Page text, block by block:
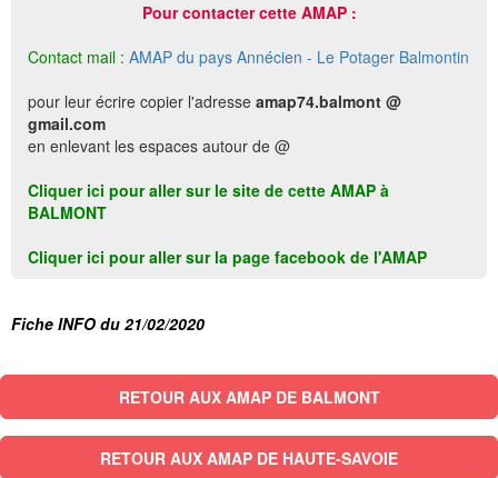
Pour contacter cette AMAP :
Contact mail : AMAP du pays Annécien - Le Potager Balmontin
pour leur écrire copier l'adresse amap74.balmont @
gmail.com
en enlevant les espaces autour de @
Cliquer ici pour aller sur le site de cette AMAP à
BALMONT
Cliquer ici pour aller sur la page facebook de l'AMAP
Fiche INFO du 21/02/2020
RETOUR AUX AMAP DE BALMONT
RETOUR AUX AMAP DE HAUTE-SAVOIE